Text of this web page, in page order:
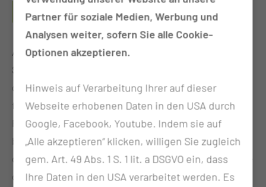
WAS SIND TÄTIGKEITSSCHWERPUNKTE DIESES
PFLEGEBEREICHS?
Auf unserer Station sind wir auf die Begleitung von
Schwangeren und Risikoschwangeren, „frisch
gebackener Eltern“ oder auch „schon erfahrenen
frischegebackener Eltern“ spezialisiert. Wir
Pflegekräfte sind um ein hohes Maß an Sensibilität
bemüht, um unsere Frauen und Eltern vor und nach
der Geburt, im Wochenbett, zu begleiten und für Sie
da zu sein. Wir sind informiert über Ihren
Partner für soziale Medien, Werbung und
Analysen weiter, sofern Sie alle Cookie-
Optionen akzeptieren.
Hinweis auf Verarbeitung Ihrer auf dieser
Webseite erhobenen Daten in den USA durch
Google, Facebook, Youtube. Indem sie auf
„Alle akzeptieren“ klicken, willigen Sie zugleich
gem. Art. 49 Abs. 1 S. 1 lit. a DSGVO ein, dass
Ihre Daten in den USA verarbeitet werden. Es